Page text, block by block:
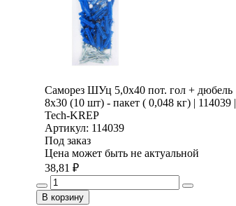
Саморез ШУц 5,0х40 пот. гол + дюбель
8х30 (10 шт) - пакет ( 0,048 кг) | 114039 |
Tech-KREP
Артикул: 114039
Под заказ
Цена может быть не актуальной
38,81 ₽
В корзину